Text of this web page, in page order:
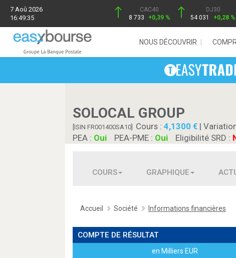
7 Aoû 2026
16:49:35
CAC40
8 733
+0,39 %
DJ30
54 031
+0,28 %
NOUS DÉCOUVRIR
SOLOCAL GROUP
[ISIN FR001400SA10] Cours : 4,1300 |
PEA : Oui PEA-PME : Oui Eligibilité SRD :
COURS GRAPHIQUE
Accueil Société Informations financières
COMPTE DE RÉSULTAT
en Milliers EUR